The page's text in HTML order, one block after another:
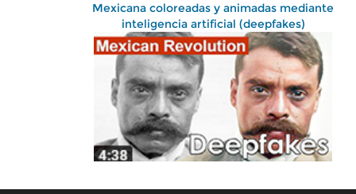
Mexicana coloreadas y animadas mediante
inteligencia artificial (deepfakes)